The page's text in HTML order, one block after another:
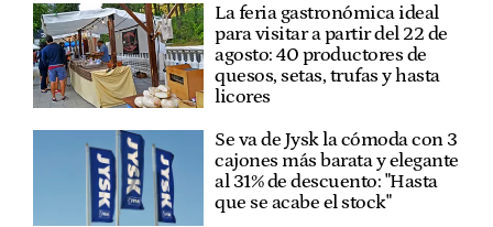
La feria gastronómica ideal
para visitar a partir del 22 de
agosto: 40 productores de
quesos, setas, trufas y hasta
licores
Se va de Jysk la cómoda con 3
cajones más barata y elegante
al 31% de descuento: "Hasta
que se acabe el stock"